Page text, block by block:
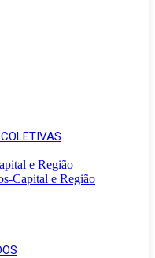
e Região
Capital e Região